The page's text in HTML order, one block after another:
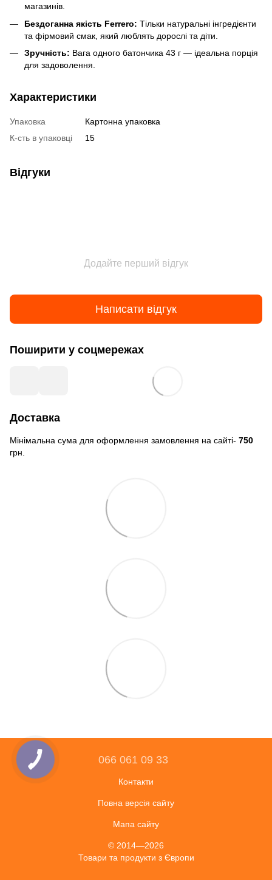
магазинів.
Бездоганна якість Ferrero: Тільки натуральні інгредієнти
та фірмовий смак, який люблять дорослі та діти.
Зручність: Вага одного батончика 43 г — ідеальна порція
для задоволення.
Характеристики
Упаковка
Картонна упаковка
К-сть в упаковці
15
Відгуки
Додайте перший відгук
Написати відгук
Поширити у соцмережах
Доставка
Мінімальна сума для оформлення замовлення на сайті- 750
грн.
066 061 09 33
Контакти
Повна версія сайту
Мапа сайту
© 2014—2026
Товари та продукти з Європи